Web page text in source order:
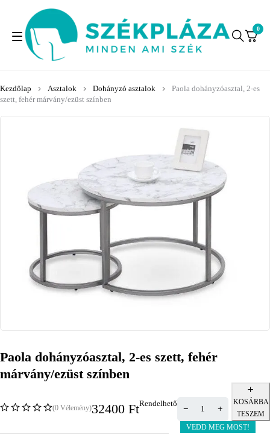
0
Kezdőlap Asztalok Dohányzó asztalok
Paola dohányzóasztal, 2-es
szett, fehér márvány/ezüst színben
Paola dohányzóasztal, 2-es szett, fehér
márvány/ezüst színben
(0 Vélemény)32400 FtRendelhető
KOSÁRBA
TESZEM
VEDD MEG MOST!